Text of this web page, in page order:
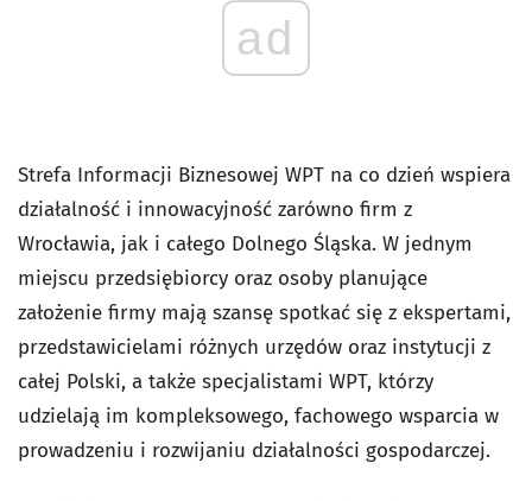
ad
Strefa Informacji Biznesowej WPT na co dzień wspiera
działalność i innowacyjność zarówno firm z
Wrocławia, jak i całego Dolnego Śląska. W jednym
miejscu przedsiębiorcy oraz osoby planujące
założenie firmy mają szansę spotkać się z ekspertami,
przedstawicielami różnych urzędów oraz instytucji z
całej Polski, a także specjalistami WPT, którzy
udzielają im kompleksowego, fachowego wsparcia w
prowadzeniu i rozwijaniu działalności gospodarczej.